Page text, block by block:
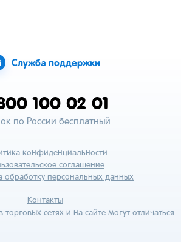
Служба поддержки
100 02 01
по России бесплатный
конфиденциальности
соглашение
обработку персональных данных
Контакты
сетях и на сайте могут отличаться